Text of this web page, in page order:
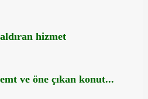
hizmet
ve öne çıkan konut...